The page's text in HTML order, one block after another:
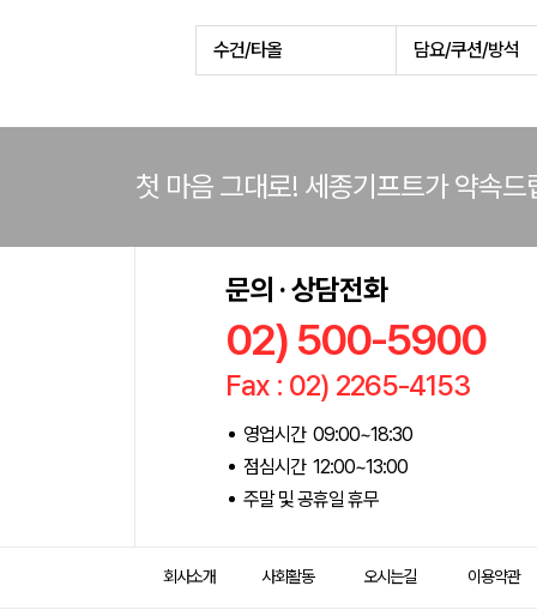
수건/타올 담요/쿠션/방석
첫 마음 그대로! 세종기프트가 약속드
문의 · 상담전화
02) 500-5900
Fax : 02) 2265-4153
영업시간 09:00~18:30
점심시간 12:00~13:00
주말 및 공휴일 휴무
회사소개 사회활동 오시는길 이용약관